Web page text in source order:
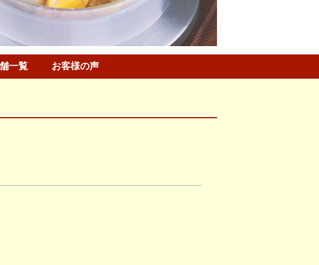
一覧 お客様の声